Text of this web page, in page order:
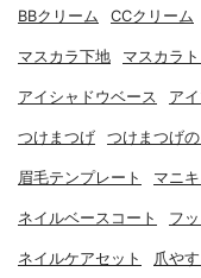
BBクリーム CCクリーム
マスカラ下地 マスカラ
アイシャドウベース ア
つけまつげ つけまつげの
眉毛テンプレート マニ
ネイルベースコート フ
ネイルケアセット 爪や